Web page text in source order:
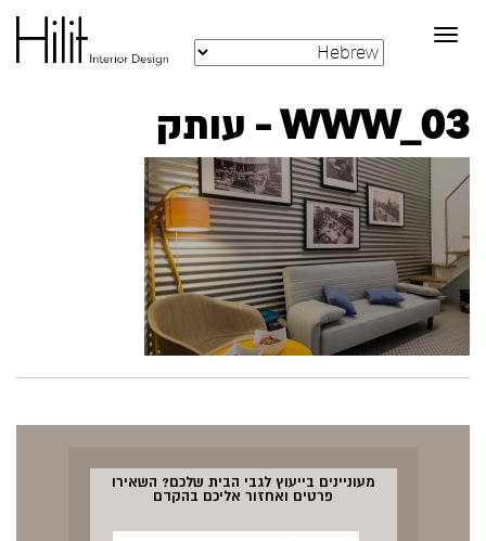
Toggle
navigation
WWW_03 – עותק
מעוניינים בייעוץ לגבי הבית שלכם? השאירו
פרטים ואחזור אליכם בהקדם